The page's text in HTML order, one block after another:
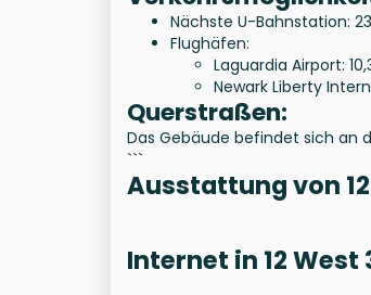
Nächste U-Bahnstation:
Flughäfen:
Laguardia Airport:
Newark Liberty
Querstraßen:
Das Gebäude befindet sich an
```
Ausstattung von
Internet in 12 West